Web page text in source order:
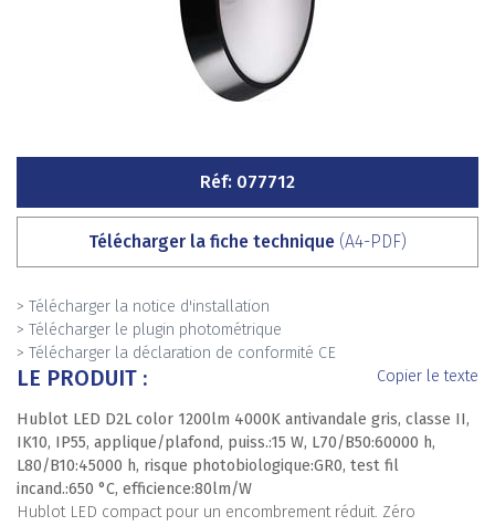
Réf: 077712
Télécharger la fiche technique (A4-PDF)
> Télécharger la notice d'installation
> Télécharger le plugin photométrique
> Télécharger la déclaration de conformité CE
LE PRODUIT : Copier le texte
Hublot LED D2L color 1200lm 4000K antivandale gris, classe II,
IK10, IP55, applique/plafond, puiss.:15 W, L70/B50:60000 h,
L80/B10:45000 h, risque photobiologique:GR0, test fil
incand.:650 °C, efficience:80lm/W
Hublot LED compact pour un encombrement réduit. Zéro